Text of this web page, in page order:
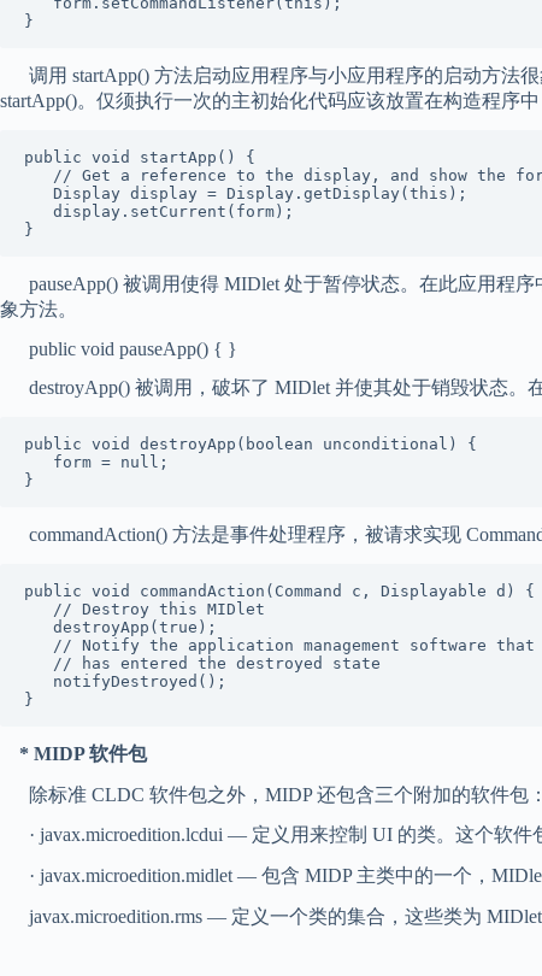
}
调用 startApp() 方法启动应用程序与小应用程序的启动方法
startApp()。仅须执行一次的主初始化代码应该放置在构造程序中
public void startApp() {
// Get a reference to the display, and show the
   Display display = Display.getDisplay(this);
   display.setCurrent(form);
}
pauseApp() 被调用使得 MIDlet 处于暂停状态。在此应用程序
象方法。
public void pauseApp() { }
destroyApp() 被调用，破坏了 MIDlet 并使其处于销毁状态。
public void destroyApp(boolean unconditional) {
   form = null;
}
commandAction() 方法是事件处理程序，被请求实现
public void commandAction(Command c, Displayable d) {
   // Destroy this MIDlet
   destroyApp(true);
// Notify the application management software that
   // has entered the destroyed state
   notifyDestroyed();
* MIDP 软件包
除标准 CLDC 软件包之外，MIDP 还包含三个附加的软件包：
· javax.microedition.lcdui — 定义用来控制 UI 的类。这个软件
· javax.microedition.midlet — 包含 MIDP 主类中的一个，
javax.microedition.rms — 定义一个类的集合，这些类为